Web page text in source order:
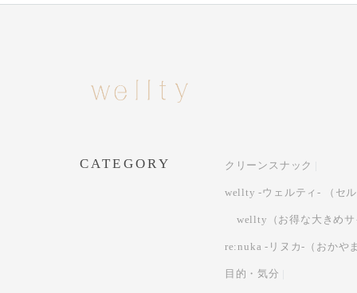
CATEGORY クリーンスナック
wellty -ウェルティ- （セル
wellty（お得な大きめサ
re:nuka -リヌカ-（おかや
目的・気分